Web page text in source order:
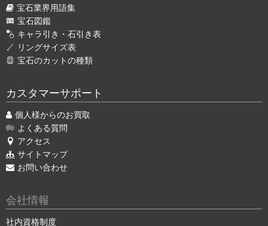
宝石業界用語集
宝石図鑑
キャラ引き・石引き表
リングサイズ表
宝石のカットの種類
カスタマーサポート
個人様からのお買取
よくある質問
アクセス
サイトマップ
お問い合わせ
会社情報
社内資格制度